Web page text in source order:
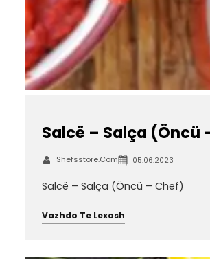
Salcë – Salça (Öncü
Shefsstore.com 05.06.2023
Salcë – Salça (Öncü – Chef)
Vazhdo Te Lexosh